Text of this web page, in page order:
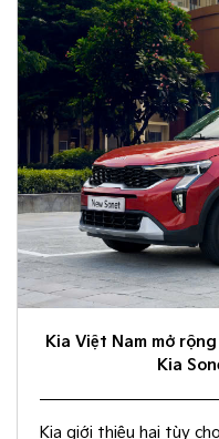
Kia Việt Nam mở
Kia
Kia giới thiệu hai tùy